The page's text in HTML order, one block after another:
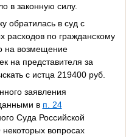
в законную силу.
обратилась в суд с
расходов по гражданскому
на возмещение
на представителя за
с истца 219400 руб.
заявления
в п. 24
Суда Российской
вопросах